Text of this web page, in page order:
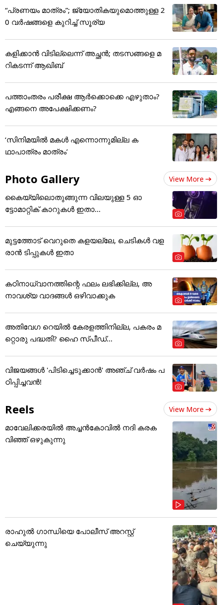
“പ്രണയം മാത്രം”; ജ്യോതികയുമൊത്തുള്ള 2
0 വർഷങ്ങളെ കുറിച്ച് സൂര്യ
കളിക്കാന്‍ വിടില്ലെന്ന് അച്ഛന്‍; തടസങ്ങളെ മ
റികടന്ന് ആഖിബ്‌
പത്താംതരം പരീക്ഷ ആര്‍ക്കൊക്കെ എഴുതാം?
എങ്ങനെ അപേക്ഷിക്കണം?
‘സിനിമയിൽ മകൾ എന്നൊന്നുമില്ല ക
ഥാപാത്രം മാത്രം’
Photo Gallery View More
കൈയ്യിലൊതുങ്ങുന്ന വിലയുള്ള 5 ഓ
ട്ടോമാറ്റിക് കാറുകൾ ഇതാ...
മുട്ടത്തോട് വെറുതെ കളയല്ലേ, ചെടികൾ വള
രാൻ ടിപ്പുകൾ ഇതാ
കഠിനാധ്വാനത്തിന്റെ ഫലം ലഭിക്കില്ല, അ
നാവശ്യ വാദങ്ങൾ ഒഴിവാക്കുക
അതിവേഗ റെയില്‍ കേരളത്തിനില്ല, പകരം മ
റ്റൊരു പദ്ധതി? ഹൈ സ്പീഡ്...
വിജയങ്ങൾ 'പിടിച്ചെടുക്കാൻ' അ‌ഞ്ച് വർഷം പ
ഠിപ്പിച്ചവൻ!
Reels View More
മാവേലിക്കരയിൽ അച്ചൻകോവിൽ നദി കരക
വിഞ്ഞ് ഒഴുകുന്നു
രാഹുൽ ഗാന്ധിയെ പോലീസ് അറസ്റ്റ്
ചെയ്യുന്നു